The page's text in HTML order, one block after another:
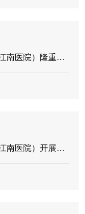
国际护士节”表彰大会
展护理数据培训会